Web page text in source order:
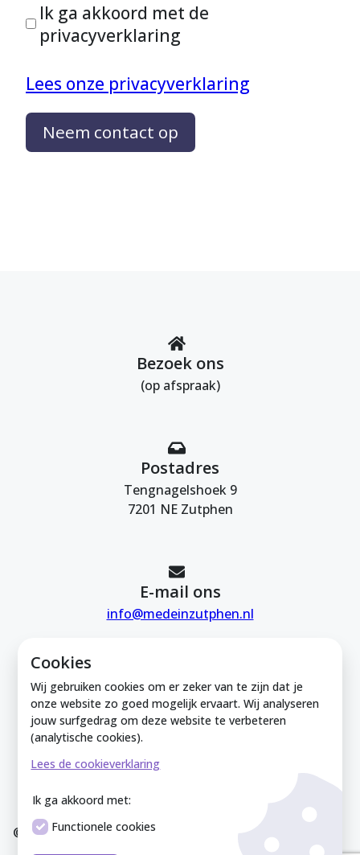
Cookies
Wij gebruiken cookies om er zeker van te zijn dat je
onze website zo goed mogelijk ervaart. Wij analyseren
jouw surfgedrag om deze website te verbeteren
(analytische cookies).
Lees de cookieverklaring
Ik ga akkoord met:
Functionele cookies
Ik ga akkoord met de
privacyverklaring
Lees onze privacyverklaring
Neem contact op
Bezoek ons
(op afspraak)
Postadres
Tengnagelshoek 9
7201 NE Zutphen
E-mail ons
info@medeinzutphen.nl
Mede in Zutphen is onderdeel van de
Zutphense Uitdaging. KVK Zutphense
Uitdaging: 08212926
© Mede In Zutphen 2025